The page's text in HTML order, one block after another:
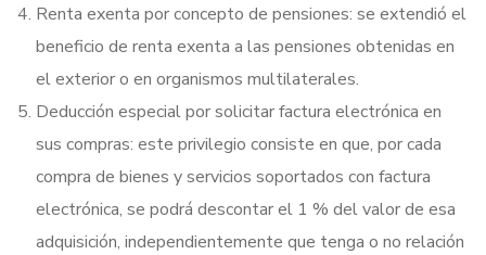
Renta exenta por concepto de pensiones: se extendió el
beneficio de renta exenta a las pensiones obtenidas en
el exterior o en organismos multilaterales.
Deducción especial por solicitar factura electrónica en
sus compras: este privilegio consiste en que, por cada
compra de bienes y servicios soportados con factura
electrónica, se podrá descontar el 1 % del valor de esa
adquisición, independientemente que tenga o no relación